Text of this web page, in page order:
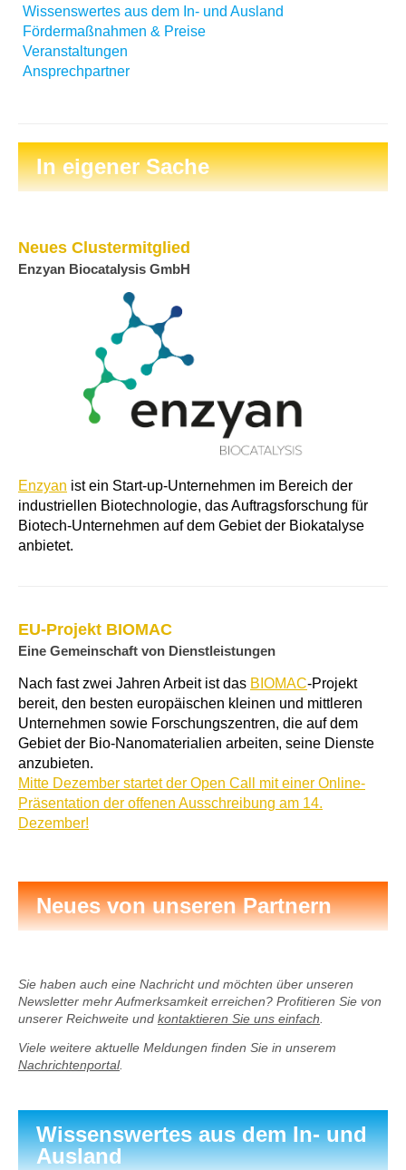
Wissenswertes aus dem In- und Ausland
Fördermaßnahmen & Preise
Veranstaltungen
Ansprechpartner
In eigener Sache
Neues Clustermitglied
Enzyan Biocatalysis GmbH
Enzyan ist ein Start-up-Unternehmen im Bereich der
industriellen Biotechnologie, das Auftragsforschung für
Biotech-Unternehmen auf dem Gebiet der Biokatalyse
anbietet.
EU-Projekt BIOMAC
Eine Gemeinschaft von Dienstleistungen
Nach fast zwei Jahren Arbeit ist das BIOMAC-Projekt
bereit, den besten europäischen kleinen und mittleren
Unternehmen sowie Forschungszentren, die auf dem
Gebiet der Bio-Nanomaterialien arbeiten, seine Dienste
anzubieten.
Mitte Dezember startet der Open Call mit einer Online-
Präsentation der offenen Ausschreibung am 14.
Dezember!
Neues von unseren Partnern
Sie haben auch eine Nachricht und möchten über unseren
Newsletter mehr Aufmerksamkeit erreichen? Profitieren Sie von
unserer Reichweite und kontaktieren Sie uns einfach
Viele weitere aktuelle Meldungen finden Sie in unserem
Nachrichtenportal.
Wissenswertes aus dem In- und
Ausland